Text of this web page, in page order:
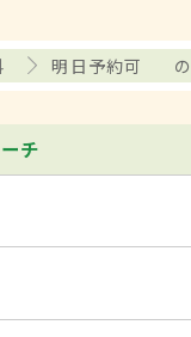
明日予約可
チ